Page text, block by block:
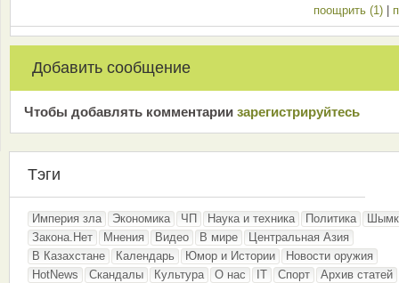
поощрить (1)
Добавить сообщение
Чтобы добавлять комментарии зарeгиcтрирyйтeсь
Тэги
Империя зла Экономика ЧП Наука и техника Политика
Закона.Нет
Мнения Видео В мире
Центральная Азия
В Казахстане
Календарь Юмор и Истории
Новости оружия
HotNews
Скандалы Культура О нас IT Спорт
Архив статей